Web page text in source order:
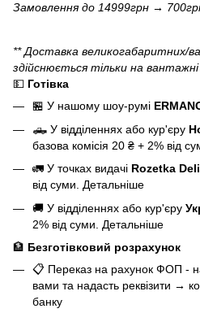
Замовлення до 14999грн →
** Доставка великогабаритних/
здійснюється тільки на вантажні
💵 Готівка
🏪 У нашому шоу-румі
🛻 У відділеннях або кур'єру
базова комісія 20 ₴ + 2% від
🚛 У точках видачі Rozetka
від суми. Детальніше
🚚 У відділеннях або кур'єру
2% від суми. Детальніше
🏦 Безготівковий розрахунок
📋 Переказ на рахунок ФОП -
вами та надасть реквізити →
банку